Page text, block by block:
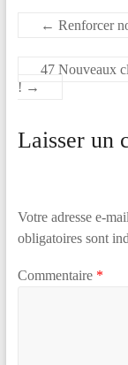
← Renforcer
47 Nouveaux
! →
Laisser un
Votre adresse e-
obligatoires sont
Commentaire *